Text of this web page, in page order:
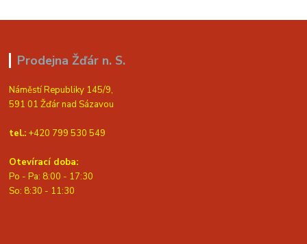
Prodejna Žďár n. S.
Náměstí Republiky 145/9,
591 01 Žďár nad Sázavou
tel.: +420 799 530 549
Otevírací doba:
Po - Pa: 8:00 - 17:30
So: 8:30 - 11:30